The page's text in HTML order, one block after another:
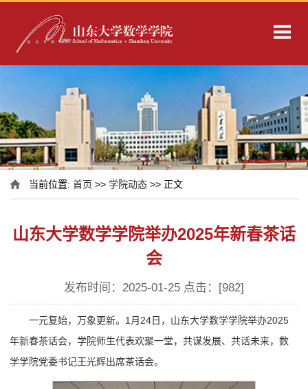
当前位置:首页 >>学院动态 >> 正文
山东大学数学学院举办2025年新春茶话
会
发布时间：2025-01-25 点击：[982]
一元复始，万象更新。1月24日，山东大学数学学院举办2025
年新春茶话会，学院师生代表欢聚一堂，共谋发展、共话未来，数
学学院党委书记王光辉出席茶话会。